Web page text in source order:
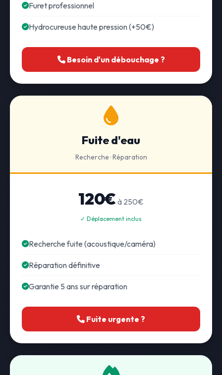
Furet professionnel
Hydrocureuse haute pression (+50€)
Besoin d'un débouchage ?
Fuite d'eau
Recherche · Réparation
120€ à 250€
✓ Déplacement inclus
Recherche fuite (acoustique/caméra)
Réparation définitive
Garantie 5 ans sur réparation
Fuite urgente ?